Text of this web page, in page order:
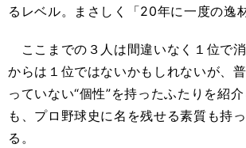
るレベル。まさしく「20年に一度の逸
ここまでの３人は間違いなく１位で
からは１位ではないかもしれないが、
っていない“個性”を持ったふたりを紹
も、プロ野球史に名を残せる素質も持
る。